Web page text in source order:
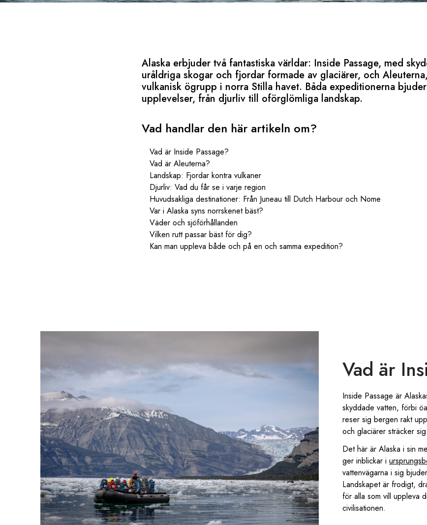
Alaska erbjuder två fantastiska världar: Inside Passage, med
uråldriga skogar och fjordar formade av glaciärer, och
vulkanisk ögrupp i norra Stilla havet. Båda expeditionerna
upplevelser, från djurliv till oförglömliga landskap.
Vad handlar den här artikeln om?
Vad är Inside Passage?
Vad är Aleuterna?
Landskap: Fjordar kontra vulkaner
Djurliv: Vad du får se i varje region
Huvudsakliga destinationer: Från Juneau till Dutch Harbour och Nome
Var i Alaska syns norrskenet bäst?
Väder och sjöförhållanden
Vilken rutt passar bäst för dig?
Kan man uppleva både och på en och samma expedition?
Vad är
Inside Passage är
skyddade vatten, förbi
reser sig bergen rakt
och glaciärer sträcker
Det här är Alaska i sin
ger inblickar i
vattenvägarna i sig
Landskapet är frodigt,
för alla som vill uppleva
civilisationen.